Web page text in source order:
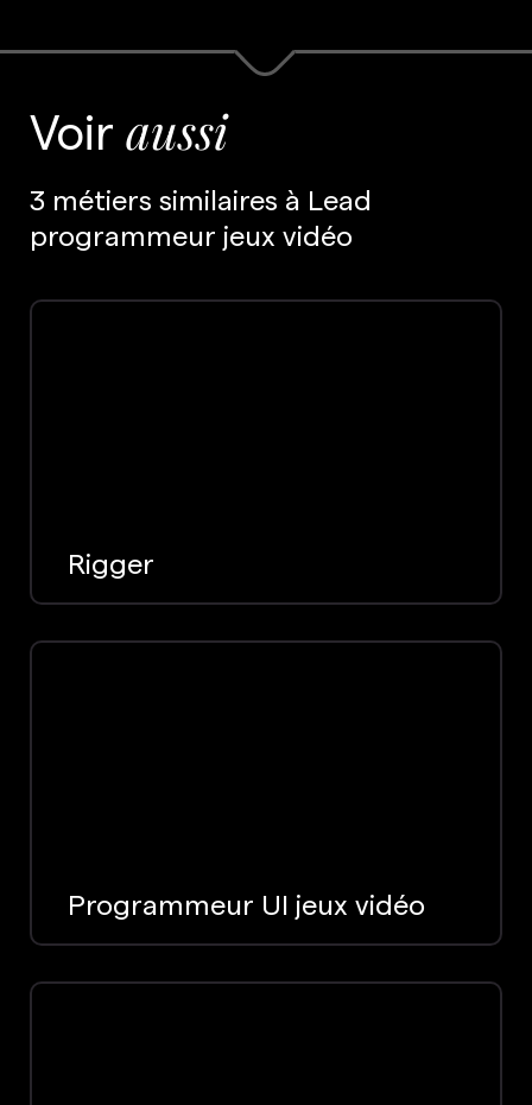
Voir aussi
3 métiers similaires à Lead
programmeur jeux vidéo
Rigger
Programmeur UI jeux vidéo